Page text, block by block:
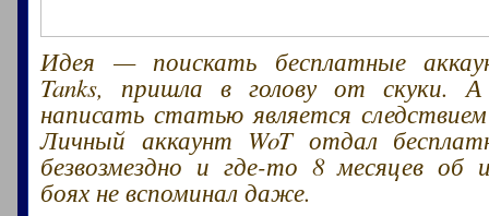
Идея — поискать бесплатные
Tanks, пришла в голову от скуки.
написать статью является
Личный аккаунт WoT отдал
безвозмездно и где-то 8 месяцев об
боях не вспоминал даже.